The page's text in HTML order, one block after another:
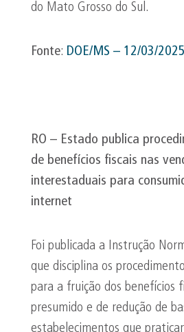
do Mato Grosso do Sul.
Fonte: DOE/MS – 12/03/2025
RO – Estado publica
de benefícios fiscais nas
interestaduais para
internet
Foi publicada a Instrução
que disciplina os
para a fruição dos benefícios
presumido e de redução de
estabelecimentos que